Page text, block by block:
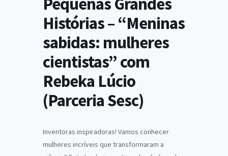
Histórias – “Meninas
sabidas: mulheres
cientistas” com
Rebeka Lúcio
(Parceria Sesc)
Inventoras inspiradoras! Vamos conhecer
mulheres incríveis que transformaram a